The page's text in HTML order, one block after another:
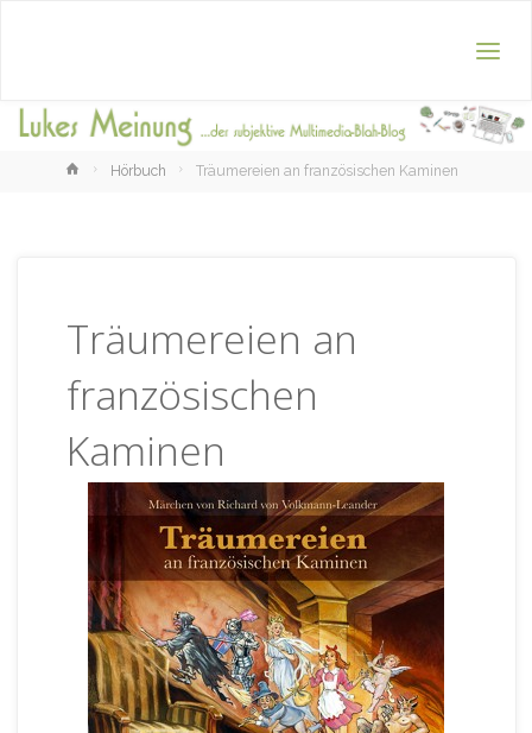
HomeHörbuch Träumereien an französischen Kaminen
Träumereien an
französischen
Kaminen